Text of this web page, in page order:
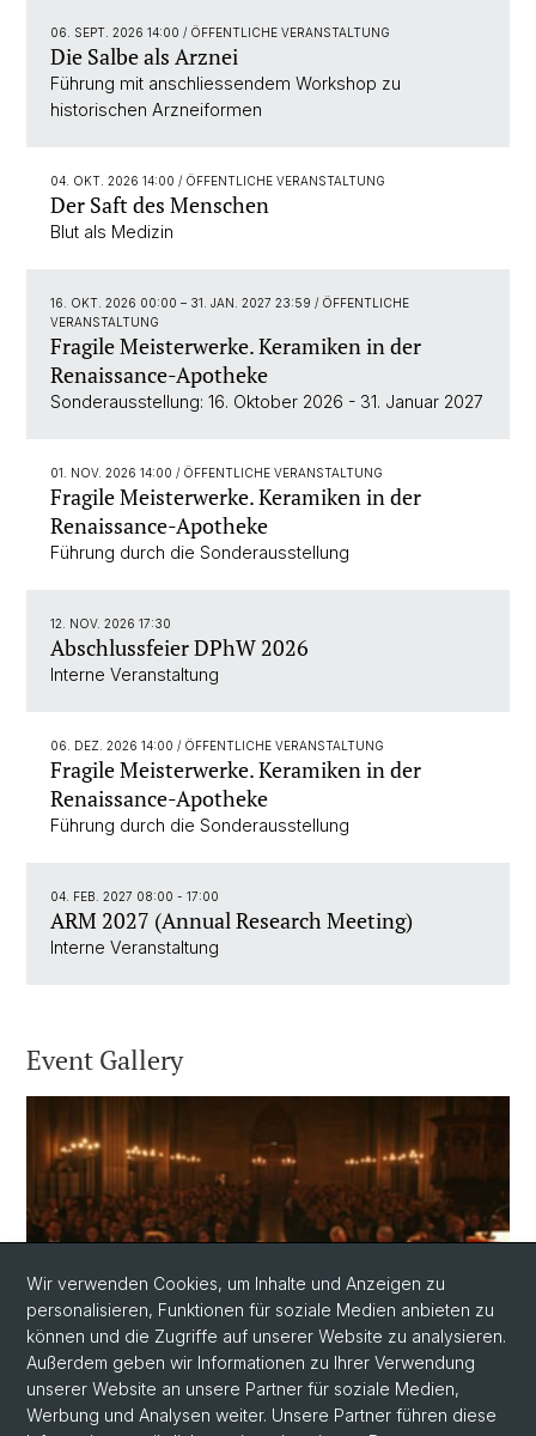
06. SEPT. 2026 14:00 / ÖFFENTLICHE VERANSTALTUNG
Die Salbe als Arznei
Führung mit anschliessendem Workshop zu
historischen Arzneiformen
04. OKT. 2026 14:00 / ÖFFENTLICHE VERANSTALTUNG
Der Saft des Menschen
Blut als Medizin
16. OKT. 2026 00:00 – 31. JAN. 2027 23:59 / ÖFFENTLICHE
VERANSTALTUNG
Fragile Meisterwerke. Keramiken in der
Renaissance-Apotheke
Sonderausstellung: 16. Oktober 2026 - 31. Januar 2027
01. NOV. 2026 14:00 / ÖFFENTLICHE VERANSTALTUNG
Fragile Meisterwerke. Keramiken in der
Renaissance-Apotheke
Führung durch die Sonderausstellung
12. NOV. 2026 17:30
Abschlussfeier DPhW 2026
Interne Veranstaltung
06. DEZ. 2026 14:00 / ÖFFENTLICHE VERANSTALTUNG
Fragile Meisterwerke. Keramiken in der
Renaissance-Apotheke
Führung durch die Sonderausstellung
04. FEB. 2027 08:00 - 17:00
ARM 2027 (Annual Research Meeting)
Interne Veranstaltung
Event Gallery
Event Gallery
Wir verwenden Cookies, um Inhalte und Anzeigen zu
personalisieren, Funktionen für soziale Medien anbieten zu
können und die Zugriffe auf unserer Website zu analysieren.
Außerdem geben wir Informationen zu Ihrer Verwendung
unserer Website an unsere Partner für soziale Medien,
Werbung und Analysen weiter. Unsere Partner führen diese